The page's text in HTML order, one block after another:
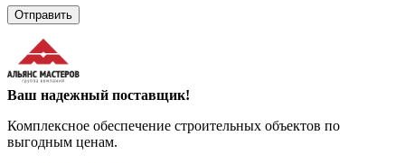
Ваш надежный поставщик!
Комплексное обеспечение строительных объектов по
выгодным ценам.